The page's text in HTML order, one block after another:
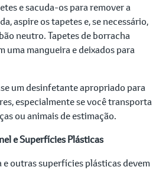
e sacuda-os para remover a
aspire os tapetes e, se necessário,
neutro. Tapetes de borracha
uma mangueira e deixados para
um desinfetante apropriado para
especialmente se você transporta
ou animais de estimação.
e Superfícies Plásticas
e outras superfícies plásticas devem